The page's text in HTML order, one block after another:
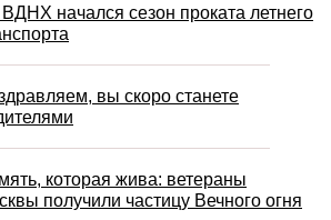
начался сезон проката летнего
вы скоро станете
которая жива: ветераны
получили частицу Вечного огня